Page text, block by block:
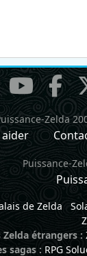
Zelda
Puissance-
de Zelda
Zelda étrangers :
sagas : RPG